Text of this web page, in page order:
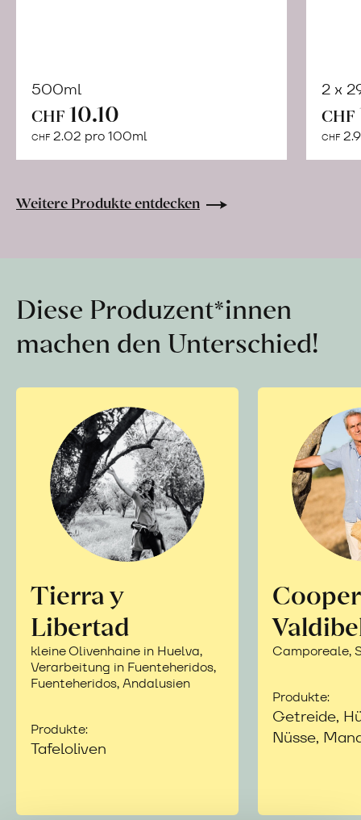
500ml
CHF 10.10
CHF 2.02 pro 100ml
Warenkorb
2 x
CHF
CHF
Weitere Produkte entdecken
Diese Produzent*innen
machen den Unterschied!
Tierra y
Libertad
kleine Olivenhaine in Huelva,
Verarbeitung in Fuenteheridos,
Fuenteheridos, Andalusien
Produkte:
Tafeloliven
Camporeale,
Produkte:
Getreide,
Nüsse,